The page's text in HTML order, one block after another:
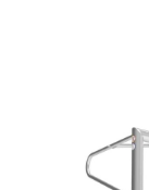
x 0,80 /